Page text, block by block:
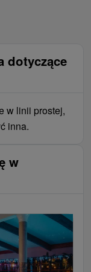
dotyczące
w linii prostej,
inna.
w